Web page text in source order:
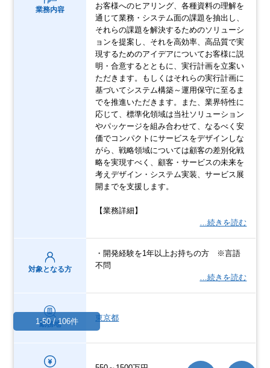
業務内容
お客様へのヒアリング、各種資料の理解を
通じて業務・システム面の課題を抽出し、
それらの課題を解決するためのソリューシ
ョンを提案し、それを高効率、高品質で実
現するためのアイデアについてお客様に説
明・合意するとともに、実行計画を立案い
ただきます。もしくはそれらの実行計画に
基づいてシステム構築～運用保守に至るま
でを推進いただきます。また、業界特性に
応じて、標準化領域は当社ソリューション
やパッケージを組み合わせて、なるべく安
価でコンパクトにサービスをデザインしな
がら、戦略領域については顧客の差別化戦
略を実現すべく、顧客・サービスの未来を
考えデザイン・システム実装、サービス展
開までを支援します。
【業務詳細】
…続きを読む
対象となる方
・開発経験を1年以上お持ちの方 ※言語
不問
…続きを読む
勤務地
東京都
1-50 / 106件